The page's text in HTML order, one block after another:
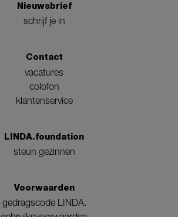
Nieuwsbrief
schrijf je in
Contact
vacatures
colofon
klantenservice
LINDA.foundation
steun gezinnen
Voorwaarden
gedragscode LINDA.